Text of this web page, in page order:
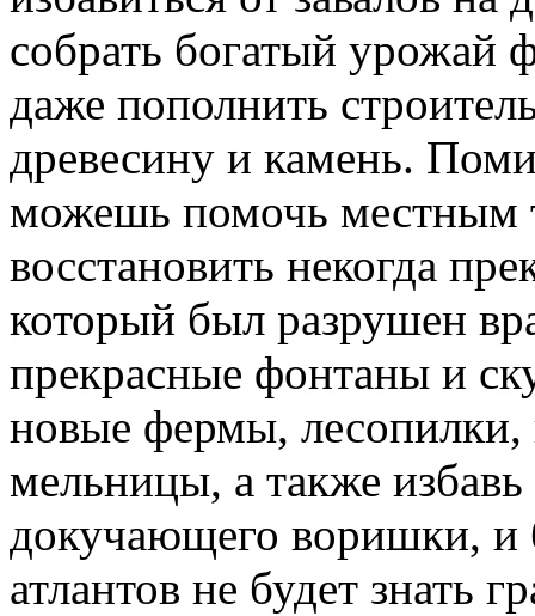
собрать богатый урожай
даже пополнить
древесину и камень.
можешь помочь местным
восстановить некогда
который был разрушен
прекрасные фонтаны и
новые фермы,
мельницы, а также
докучающего воришки, и
атлантов не будет знать